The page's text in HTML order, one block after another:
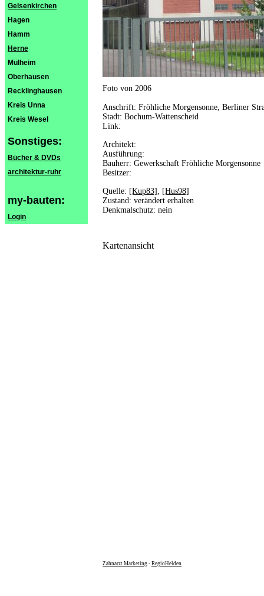
Gelsenkirchen
Hagen
Hamm
Herne
Mülheim
Oberhausen
Recklinghausen
Kreis Unna
Kreis Wesel
Sonstiges:
Bücher & DVDs
architektur-ruhr
my-bauten:
Login
Foto von 2006
Anschrift: Fröhliche Morgensonne, Berliner
Stadt: Bochum-Wattenscheid
Link:
Architekt:
Ausführung:
Bauherr: Gewerkschaft Fröhliche Morgensonne
Besitzer:
Quelle: [Kup83] , [Hus98]
Zustand: verändert erhalten
Denkmalschutz: nein
Kartenansicht
Zahnarzt Marketing - RegioHelden